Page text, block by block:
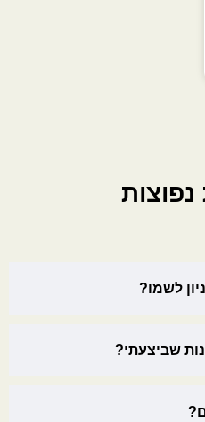
לשמו?
שביצעתי?